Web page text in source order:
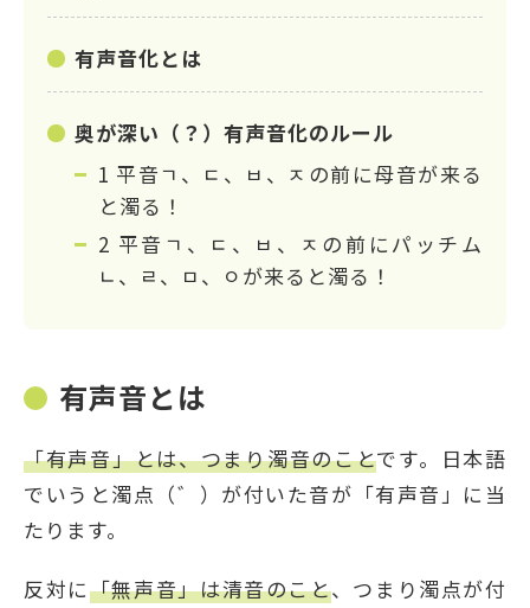
有声音化とは
奥が深い（？）有声音化のルール
1 平音ㄱ、ㄷ、ㅂ、ㅈの前に母音が来る
と濁る！
2 平音ㄱ、ㄷ、ㅂ、ㅈの前にパッチム
ㄴ、ㄹ、ㅁ、ㅇが来ると濁る！
有声音とは
「有声音」とは、つまり濁音のことです。日本語
でいうと濁点（゛）が付いた音が「有声音」に当
たります。
反対に「無声音」は清音のこと、つまり濁点が付